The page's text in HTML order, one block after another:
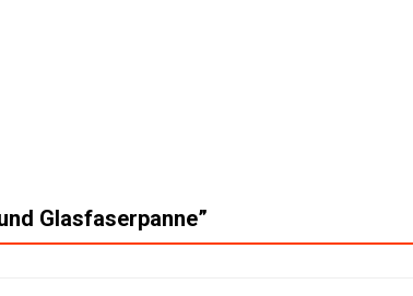
Glasfaserpanne”